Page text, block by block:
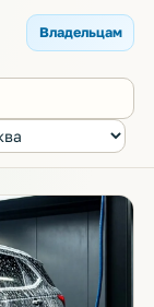
Владельцам